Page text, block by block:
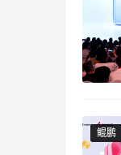
鲲鹏
鲲鹏